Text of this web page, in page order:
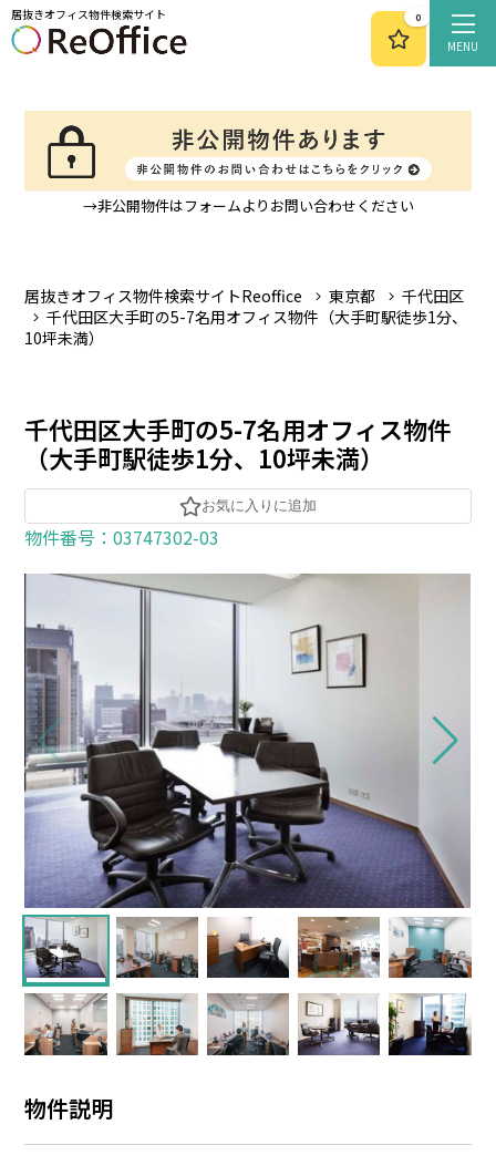
MENU
居抜きオフィス物件検索サイト 0
→非公開物件はフォームよりお問い合わせください
居抜きオフィス物件検索サイトReoffice 東京都
千代田区
千代田区大手町の5-7名用オフィス物件（大手町駅徒歩1分、
10坪未満）
千代田区大手町の5-7名用オフィス物件
（大手町駅徒歩1分、10坪未満）
お気に入りに追加
物件番号：03747302-03
物件説明